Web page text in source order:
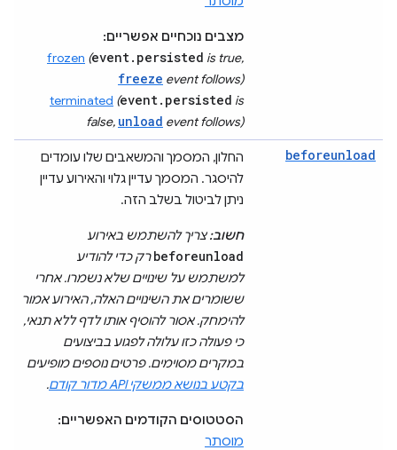
מצבים נוכחיים אפשריים:
frozen (event.persisted is true,
freeze event follows)
terminated (event.persisted is
false, unload event follows)
beforeunload
החלון, המסמך והמשאבים שלו עומדים
להיסגר. המסמך עדיין גלוי והאירוע עדיין
ניתן לביטול בשלב הזה.
חשוב:צריך להשתמש באירוע
beforeunloadרק כדי להודיע
למשתמש על שינויים שלא נשמרו. אחרי
ששומרים את השינויים האלה, האירוע אמור
להימחק. אסור להוסיף אותו לדף ללא תנאי,
כי פעולה כזו עלולה לפגוע בביצועים
במקרים מסוימים. פרטים נוספים מופיעים
בקטע בנושא ממשקי API מדור קודם
.
הסטטוסים הקודמים האפשריים:
מוסתר